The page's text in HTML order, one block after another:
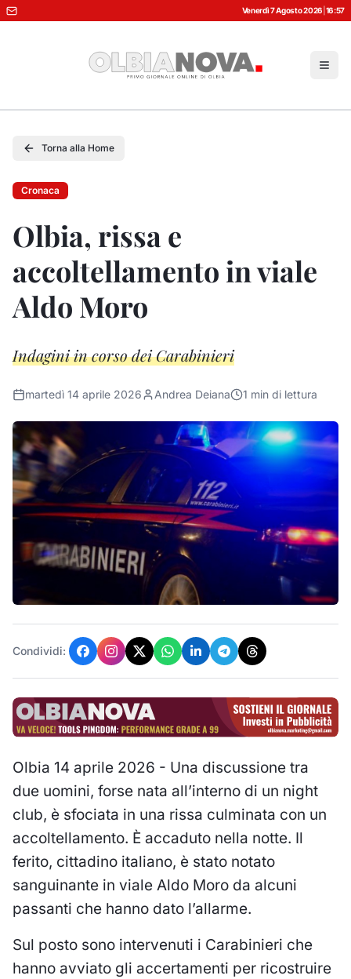
Venerdì 7 Agosto 2026 16:57
Torna alla Home
Cronaca
Olbia, rissa e
accoltellamento in viale
Aldo Moro
Indagini in corso dei Carabinieri
martedì 14 aprile 2026 Andrea Deiana 1 min di lettura
Condividi:
Olbia 14 aprile 2026 - Una discussione tra
due uomini, forse nata all’interno di un night
club, è sfociata in una rissa culminata con un
accoltellamento. È accaduto nella notte. Il
ferito, cittadino italiano, è stato notato
sanguinante in viale Aldo Moro da alcuni
passanti che hanno dato l’allarme.
Sul posto sono intervenuti i Carabinieri che
hanno avviato gli accertamenti per ricostruire